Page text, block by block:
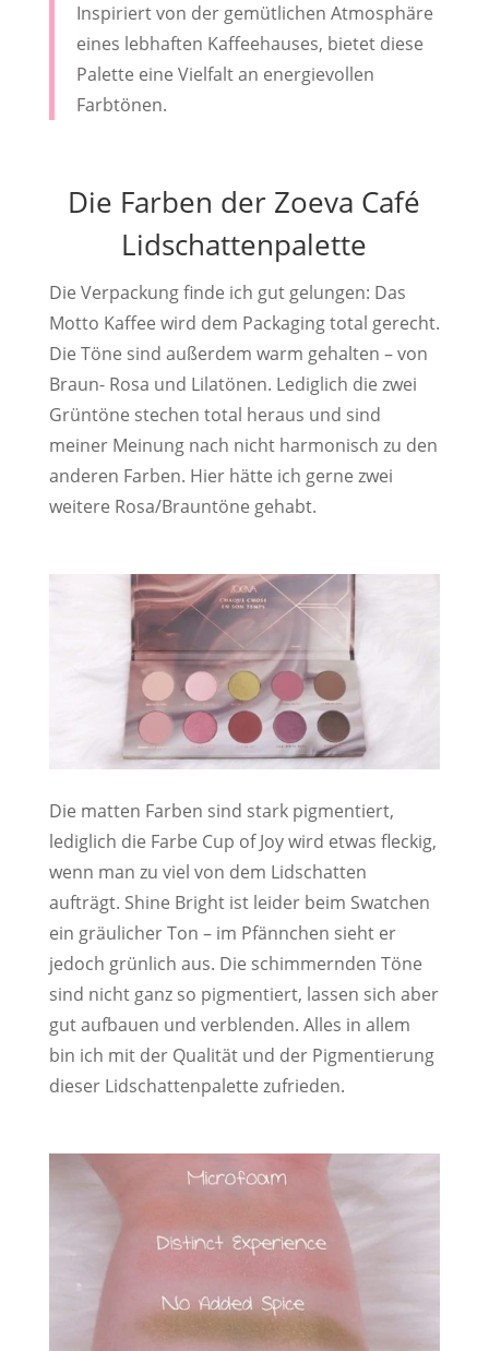
Inspiriert von der gemütlichen Atmosphäre
eines lebhaften Kaffeehauses, bietet diese
Palette eine Vielfalt an energievollen
Farbtönen.
Die Farben der Zoeva Café
Lidschattenpalette
Die Verpackung finde ich gut gelungen: Das
Motto Kaffee wird dem Packaging total gerecht.
Die Töne sind außerdem warm gehalten – von
Braun- Rosa und Lilatönen. Lediglich die zwei
Grüntöne stechen total heraus und sind
meiner Meinung nach nicht harmonisch zu den
anderen Farben. Hier hätte ich gerne zwei
weitere Rosa/Brauntöne gehabt.
Die matten Farben sind stark pigmentiert,
lediglich die Farbe Cup of Joy wird etwas fleckig,
wenn man zu viel von dem Lidschatten
aufträgt. Shine Bright ist leider beim Swatchen
ein gräulicher Ton – im Pfännchen sieht er
jedoch grünlich aus. Die schimmernden Töne
sind nicht ganz so pigmentiert, lassen sich aber
gut aufbauen und verblenden. Alles in allem
bin ich mit der Qualität und der Pigmentierung
dieser Lidschattenpalette zufrieden.